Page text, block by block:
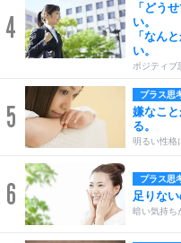
4
「どう
い。
「なん
い。
ポジティブ
5
プラス思
嫌なこ
る。
明るい性格
6 プラス思
足りな
暗い気持ち